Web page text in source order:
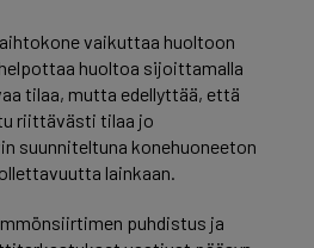
vaikuttaa huoltoon
huoltoa sijoittamalla
tilaa, mutta edellyttää, että
riittävästi tilaa jo
suunniteltuna konehuoneeton
lainkaan.
puhdistus ja